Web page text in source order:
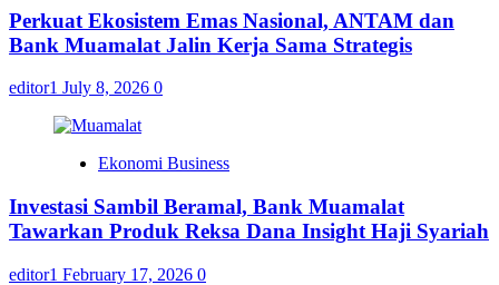
Perkuat Ekosistem Emas Nasional, ANTAM dan
Bank Muamalat Jalin Kerja Sama Strategis
editor1 July 8, 2026 0
Ekonomi Business
Investasi Sambil Beramal, Bank Muamalat
Tawarkan Produk Reksa Dana Insight Haji Syariah
editor1 February 17, 2026 0